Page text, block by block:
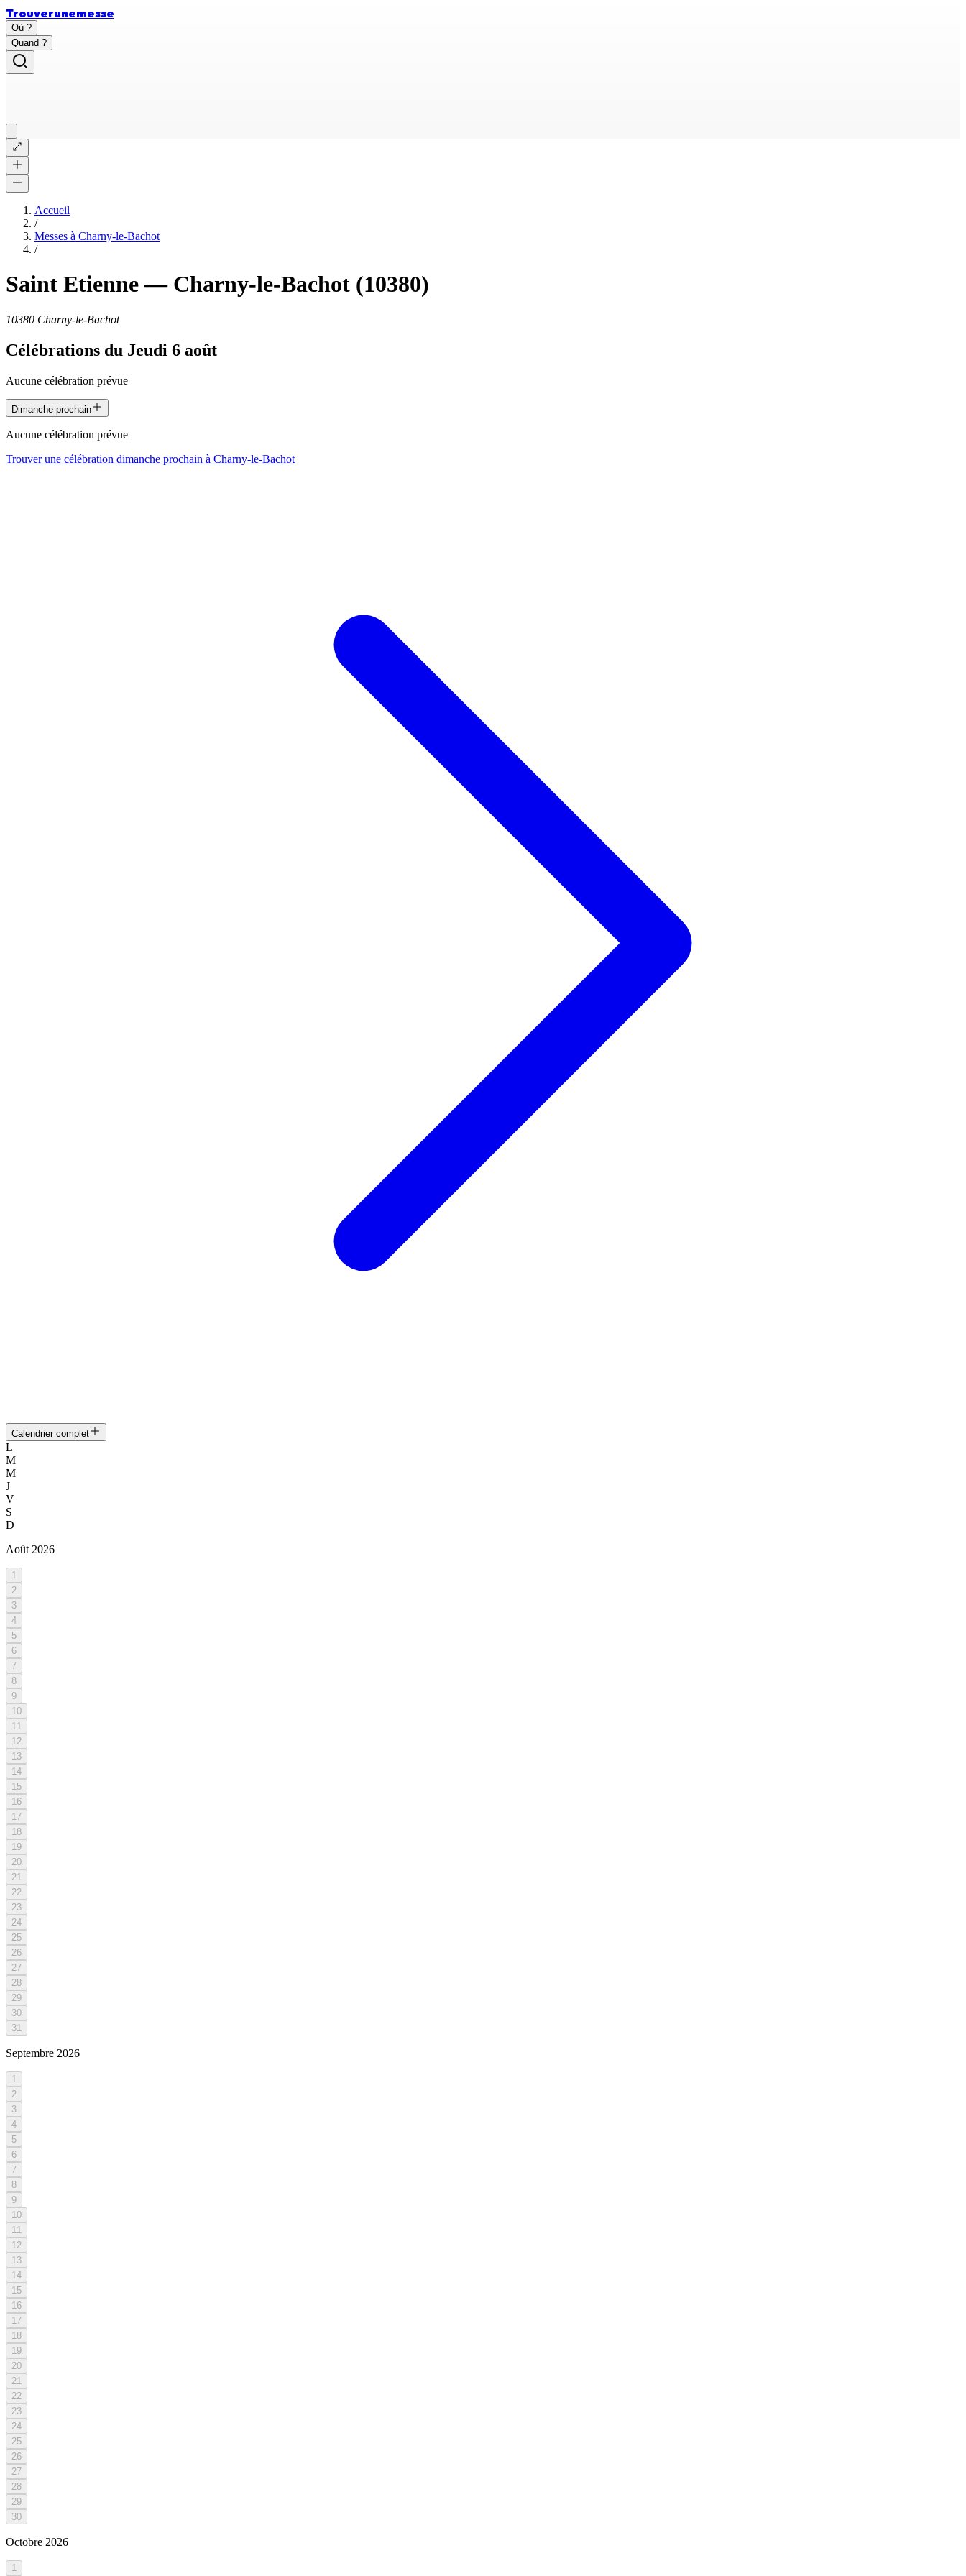
Trouverunemesse
Où ?
Quand ?
Accueil
/
Messes à Charny-le-Bachot
/
Saint Etienne— Charny-le-Bachot (10380)
10380 Charny-le-Bachot
Célébrations du Jeudi 6 août
Aucune célébration prévue
Dimanche prochain
Aucune célébration prévue
Trouver une célébration dimanche prochain à Charny-le-Bachot
Calendrier complet
L
M
M
J
V
S
D
Août 2026
1
2
3
4
5
6
7
8
9
10
11
12
13
14
15
16
17
18
19
20
21
22
23
24
25
26
27
28
29
30
31
Septembre 2026
1
2
3
4
5
6
7
8
9
10
11
12
13
14
15
16
17
18
19
20
21
22
23
24
25
26
27
28
29
30
Octobre 2026
1